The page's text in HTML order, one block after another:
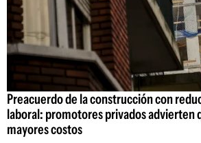
Preacuerdo de la construcción con
laboral: promotores privados advierten
mayores costos